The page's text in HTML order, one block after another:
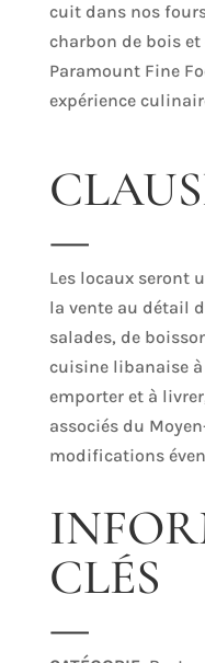
cuit dans nos
charbon de bois
Paramount Fine
expérience
—
Les locaux seront
la vente au détail
salades, de
cuisine libanaise
emporter et à
associés du
modifications
CLÉS
—